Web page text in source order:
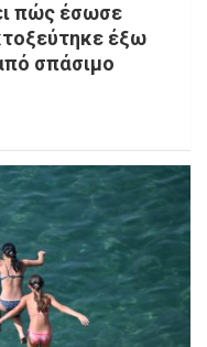
πώς έσωσε
έξω
σπάσιμο